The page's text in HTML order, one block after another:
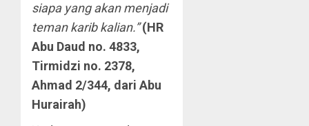
siapa yang akan menjadi
teman karib kalian.” (HR
Abu Daud no. 4833,
Tirmidzi no. 2378,
Ahmad 2/344, dari Abu
Hurairah)